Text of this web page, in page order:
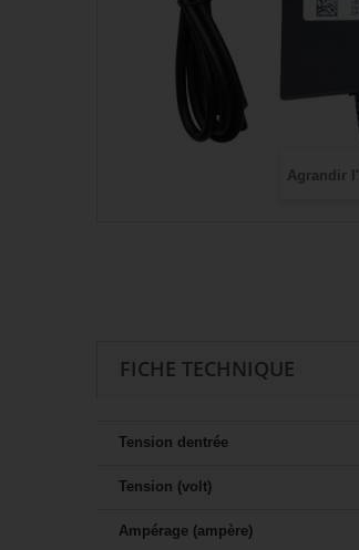
Agrandir
FICHE TECHNIQUE
Tension dentrée
Tension (volt)
Ampérage (ampère)